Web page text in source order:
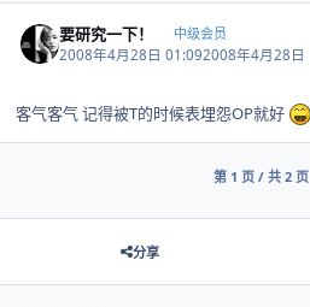
要研究一下！ 中级会员
2008年4月28日 01:092008年4月28日
客气客气 记得被T的时候表埋怨OP就好
第 1 页 / 共 2 页
分享